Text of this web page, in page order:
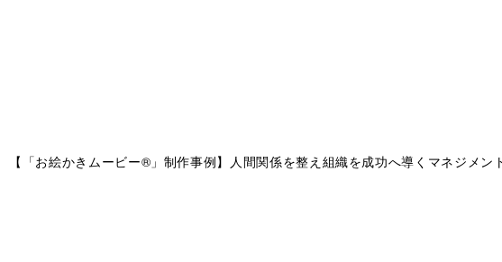
【「お絵かきムービー®」制作事例】人間関係を整え組織を成功へ導くマネジメ